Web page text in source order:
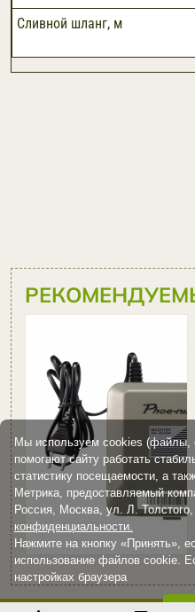
Сливной шланг, м
Мы используем cookies (файлы,
помогают сайту работать
статистику посещаемости, а
Метрика, предоставляемый
Россия, Москва, ул. Л.
конфиденциальности.
Нажмите на кнопку «Принять»,
использование файлов cookie.
настройках браузера